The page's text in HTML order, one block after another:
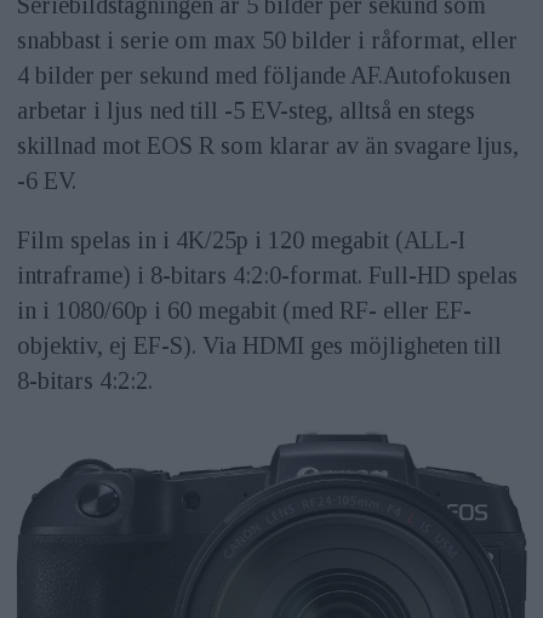
snabbast i serie om max 50 bilder i råformat, eller
4 bilder per sekund med följande AF.Autofokusen
arbetar i ljus ned till -5 EV-steg, alltså en stegs
skillnad mot EOS R som klarar av än svagare ljus,
-6 EV.
Film spelas in i 4K/25p i 120 megabit (ALL-I
intraframe) i 8-bitars 4:2:0-format. Full-HD spelas
in i 1080/60p i 60 megabit (med RF- eller EF-
objektiv, ej EF-S). Via HDMI ges möjligheten till
8-bitars 4:2:2.